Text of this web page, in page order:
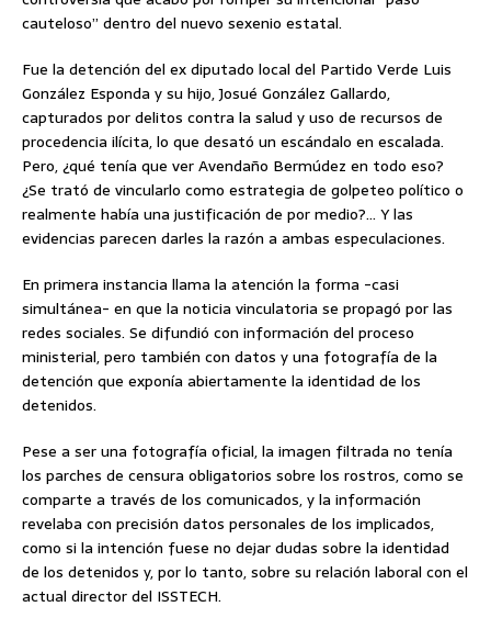
cauteloso” dentro del nuevo sexenio estatal.
Fue la detención del ex diputado local del Partido Verde Luis
González Esponda y su hijo, Josué González Gallardo,
capturados por delitos contra la salud y uso de recursos de
procedencia ilícita, lo que desató un escándalo en escalada.
Pero, ¿qué tenía que ver Avendaño Bermúdez en todo eso?
¿Se trató de vincularlo como estrategia de golpeteo político o
realmente había una justificación de por medio?… Y las
evidencias parecen darles la razón a ambas especulaciones.
En primera instancia llama la atención la forma -casi
simultánea- en que la noticia vinculatoria se propagó por las
redes sociales. Se difundió con información del proceso
ministerial, pero también con datos y una fotografía de la
detención que exponía abiertamente la identidad de los
detenidos.
Pese a ser una fotografía oficial, la imagen filtrada no tenía
los parches de censura obligatorios sobre los rostros, como se
comparte a través de los comunicados, y la información
revelaba con precisión datos personales de los implicados,
como si la intención fuese no dejar dudas sobre la identidad
de los detenidos y, por lo tanto, sobre su relación laboral con el
actual director del ISSTECH.